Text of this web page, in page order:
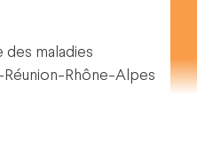
maladies
Réunion-Rhône-Alpes